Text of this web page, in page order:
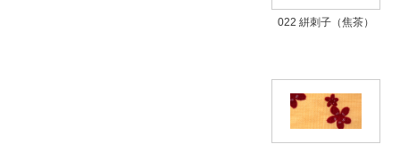
022 絣刺子（焦茶）